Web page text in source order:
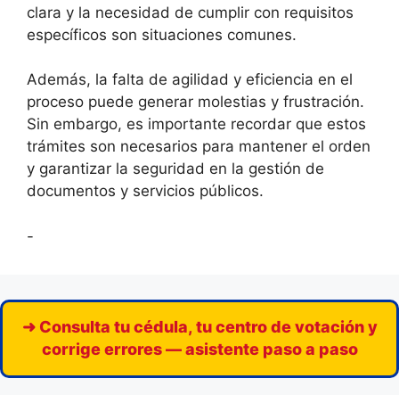
clara y la necesidad de cumplir con requisitos
específicos son situaciones comunes.
Además, la falta de agilidad y eficiencia en el
proceso puede generar molestias y frustración.
Sin embargo, es importante recordar que estos
trámites son necesarios para mantener el orden
y garantizar la seguridad en la gestión de
documentos y servicios públicos.
-
➜ Consulta tu cédula, tu centro de votación y
corrige errores — asistente paso a paso